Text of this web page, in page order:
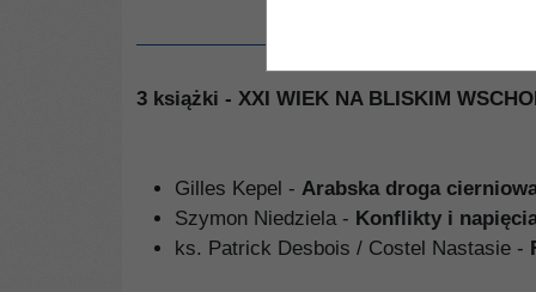
3 książki - XXI WIEK NA BLISKIM
Gilles Kepel - Arabska droga
Szymon Niedziela - Konflikty i
ks. Patrick Desbois / Costel Nastasie -